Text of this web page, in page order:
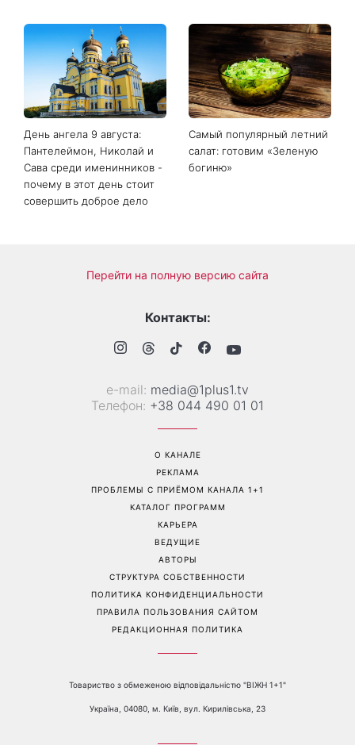
День ангела 9 августа:
Пантелеймон, Николай и
Сава среди именинников -
почему в этот день стоит
совершить доброе дело
Самый популярный летний
салат: готовим «Зеленую
богиню»
Перейти на полную версию сайта
Контакты:
е-mail: media@1plus1.tv
Телефон: +38 044 490 01 01
О КАНАЛЕ
РЕКЛАМА
ПРОБЛЕМЫ С ПРИЁМОМ КАНАЛА 1+1
КАТАЛОГ ПРОГРАММ
КАРЬЕРА
ВЕДУЩИЕ
АВТОРЫ
СТРУКТУРА СОБСТВЕННОСТИ
ПОЛИТИКА КОНФИДЕНЦИАЛЬНОСТИ
ПРАВИЛА ПОЛЬЗОВАНИЯ САЙТОМ
РЕДАКЦИОННАЯ ПОЛИТИКА
Товариство з обмеженою відповідальністю "ВІЖН 1+1"
Україна, 04080, м. Київ, вул. Кирилівська, 23